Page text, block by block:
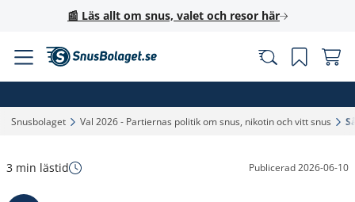
📰 Läs allt om snus, valet och resor här
Snusbolaget‎ Val 2026 - Partiernas politik om snus, nikotin och vitt snus‎
3 min lästid Publicerad2026-06-10